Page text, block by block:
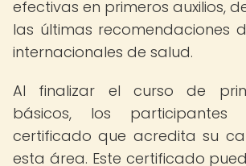
efectivas en primeros auxilios,
las últimas recomendaciones
internacionales de salud.
Al finalizar el curso de
básicos, los participantes
certificado que acredita su
esta área. Este certificado